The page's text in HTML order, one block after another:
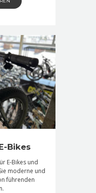
Bikes
E-Bikes und
moderne und
führenden